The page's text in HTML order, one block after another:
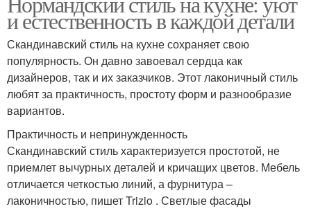
и естественность в каждой детали
Скандинавский стиль на кухне сохраняет свою
популярность. Он давно завоевал сердца как
дизайнеров, так и их заказчиков. Этот лаконичный стиль
любят за практичность, простоту форм и разнообразие
вариантов.
Практичность и непринужденность
Скандинавский стиль характеризуется простотой, не
приемлет вычурных деталей и кричащих цветов. Мебель
отличается четкостью линий, а фурнитура –
лаконичностью, пишет Trizio . Светлые фасады